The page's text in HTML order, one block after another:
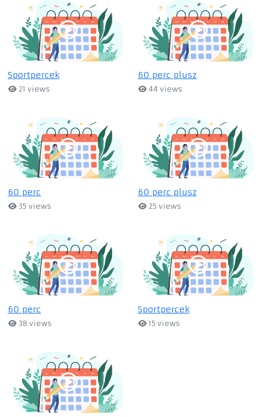
Sportpercek
21 views
60 perc plusz
44 views
60 perc
35 views
60 perc plusz
25 views
60 perc
38 views
Sportpercek
15 views